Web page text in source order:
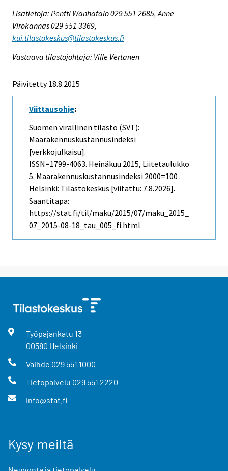
Lisätietoja: Pentti Wanhatalo 029 551 2685, Anne
Virokannas 029 551 3369,
kui.tilastokeskus@tilastokeskus.fi
Vastaava tilastojohtaja: Ville Vertanen
Päivitetty 18.8.2015
Viittausohje:
Suomen virallinen tilasto (SVT):
Maarakennuskustannusindeksi
[verkkojulkaisu].
ISSN=1799-4063. Heinäkuu 2015, Liitetaulukko
5. Maarakennuskustannusindeksi 2000=100 .
Helsinki: Tilastokeskus [viitattu: 7.8.2026].
Saantitapa:
https://stat.fi/til/maku/2015/07/maku_2015_
07_2015-08-18_tau_005_fi.html
Työpajankatu 13
00580 Helsinki
Vaihde 029 551 1000
Tietopalvelu 029 551 2220
info@stat.fi
Kysy meiltä